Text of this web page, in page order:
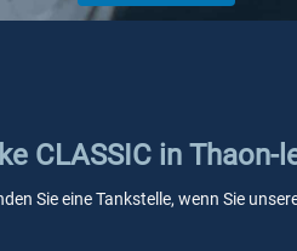
CLASSIC in Thaon-
Sie eine Tankstelle, wenn Sie